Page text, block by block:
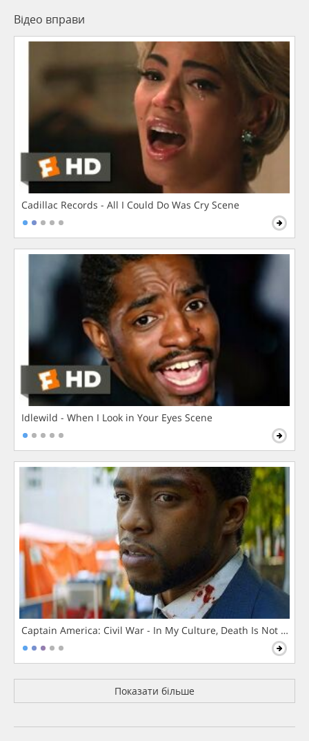
Відео вправи
Cadillac Records - All I Could Do Was Cry Scene
Idlewild - When I Look in Your Eyes Scene
Captain America: Civil War - In My Culture, Death Is Not The
Показати більше